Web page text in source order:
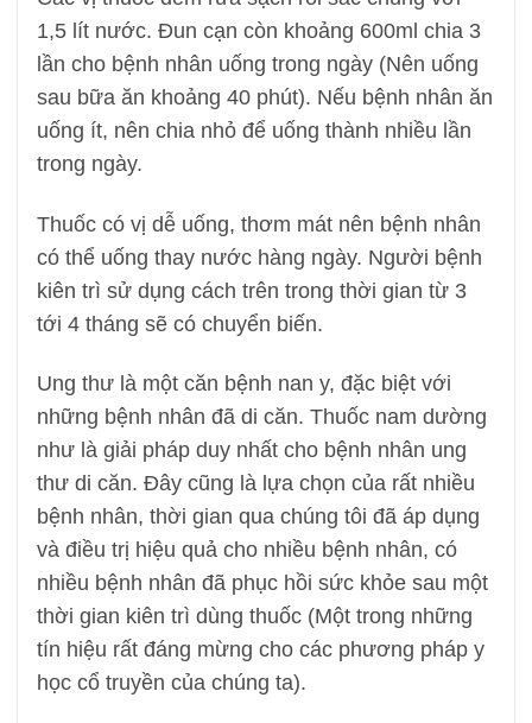
1,5 lít nước. Đun cạn còn khoảng 600ml chia 3
lần cho bệnh nhân uống trong ngày (Nên uống
sau bữa ăn khoảng 40 phút). Nếu bệnh nhân ăn
uống ít, nên chia nhỏ để uống thành nhiều lần
trong ngày.
Thuốc có vị dễ uống, thơm mát nên bệnh nhân
có thể uống thay nước hàng ngày. Người bệnh
kiên trì sử dụng cách trên trong thời gian từ 3
tới 4 tháng sẽ có chuyển biến.
Ung thư là một căn bệnh nan y, đặc biệt với
những bệnh nhân đã di căn. Thuốc nam dường
như là giải pháp duy nhất cho bệnh nhân ung
thư di căn. Đây cũng là lựa chọn của rất nhiều
bệnh nhân, thời gian qua chúng tôi đã áp dụng
và điều trị hiệu quả cho nhiều bệnh nhân, có
nhiều bệnh nhân đã phục hồi sức khỏe sau một
thời gian kiên trì dùng thuốc (Một trong những
tín hiệu rất đáng mừng cho các phương pháp y
học cổ truyền của chúng ta).